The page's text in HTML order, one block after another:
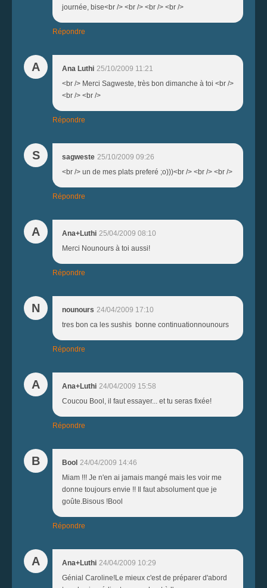
journée, bise<br /> <br /> <br /> <br />
Répondre
A Ana Luthi 25/10/2009 11:21
<br /> Merci Sagweste, très bon dimanche à toi <br />
<br /> <br />
Répondre
S sagweste 25/10/2009 09:26
<br /> un de mes plats preferé ;o)))<br /> <br /> <br />
Répondre
A Ana+Luthi 25/04/2009 08:10
Merci Nounours à toi aussi!
Répondre
N nounours 24/04/2009 17:10
tres bon ca les sushis bonne continuationnounours
Répondre
A Ana+Luthi 24/04/2009 15:58
Coucou Bool, il faut essayer... et tu seras fixée!
Répondre
B Bool 24/04/2009 14:46
Miam !!! Je n'en ai jamais mangé mais les voir me
donne toujours envie !! Il faut absolument que je
goûte.Bisous !Bool
Répondre
A Ana+Luthi 24/04/2009 10:29
Génial Caroline!Le mieux c'est de préparer d'abord